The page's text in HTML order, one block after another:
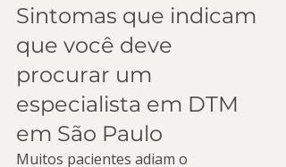
Sintomas que indicam
que você deve
procurar um
especialista em DTM
em São Paulo
Muitos pacientes adiam o